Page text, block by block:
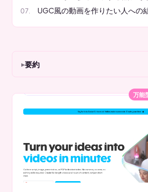
要約
UGC風の動画を作りたい人への
万能